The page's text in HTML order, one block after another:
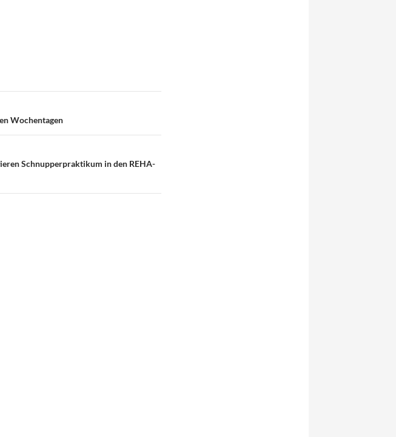
Wochentagen
Schnupperpraktikum in den REHA-